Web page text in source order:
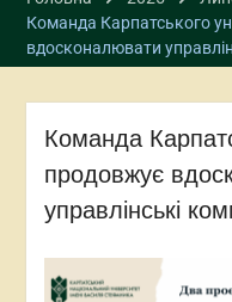
Команда Карпатського
вдосконалювати
Команда
продовжує
управлінські